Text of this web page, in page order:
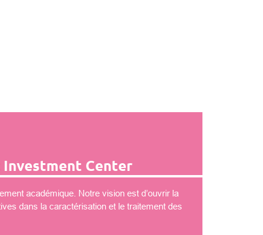
Investment Center
académique. Notre vision est d’ouvrir la
dans la caractérisation et le traitement des